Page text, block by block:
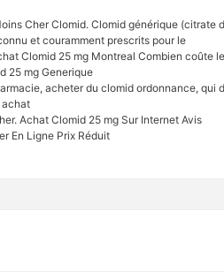
Cher Clomid. Clomid générique (citrate
et couramment prescrits pour le
Clomid 25 mg Montreal Combien coûte le
25 mg Generique
acheter du clomid ordonnance, qui
achat
Achat Clomid 25 mg Sur Internet Avis
En Ligne Prix Réduit